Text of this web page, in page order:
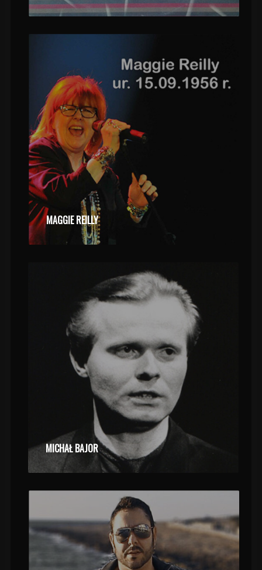
MAGGIE REILLY
MICHAŁ BAJOR